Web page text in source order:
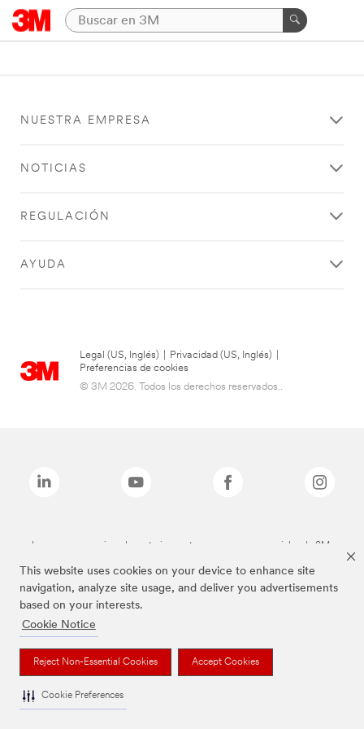
This website uses cookies on your device to enhance site
navigation, analyze site usage, and deliver you advertisements
based on your interests.
Cookie Notice
Reject Non-Essential Cookies Accept Cookies
Cookie Preferences
NUESTRA EMPRESA
NOTICIAS
REGULACIÓN
AYUDA
Legal (US, Inglés) Privacidad (US, Inglés)
Preferencias de cookies
© 3M 2026. Todos los derechos reservados..
Las marcas mencionadas anteriormente son marcas comerciales de 3M.